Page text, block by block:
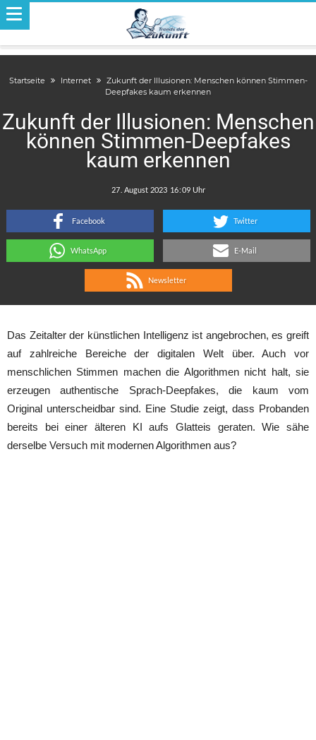
Startseite Internet
Zukunft der Illusionen: Menschen können Stimmen-
Deepfakes kaum erkennen
Zukunft der Illusionen: Menschen
können Stimmen-Deepfakes
kaum erkennen
:
Facebook Twitter
WhatsApp E-Mail
Newsletter
Das Zeitalter der künstlichen Intelligenz ist angebrochen, es greift
auf zahlreiche Bereiche der digitalen Welt über. Auch vor
menschlichen Stimmen machen die Algorithmen nicht halt, sie
erzeugen authentische Sprach-Deepfakes, die kaum vom
Original unterscheidbar sind. Eine Studie zeigt, dass Probanden
bereits bei einer älteren KI aufs Glatteis geraten. Wie sähe
derselbe Versuch mit modernen Algorithmen aus?